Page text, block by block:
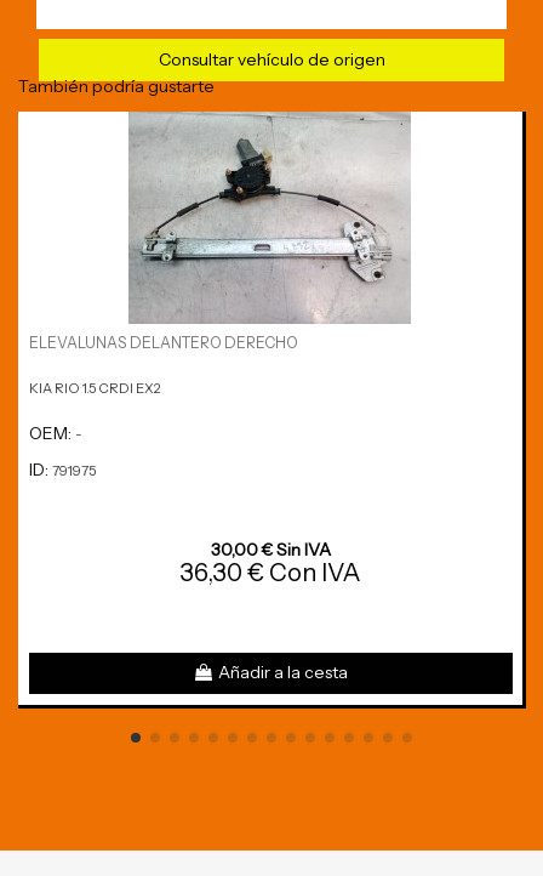
Consultar vehículo de origen
También podría gustarte
ELEVALUNAS DELANTERO DERECHO
KIA RIO 1.5 CRDI EX2
OEM: -
ID: 791975
30,00 € Sin IVA
36,30 € Con IVA
Añadir a la cesta